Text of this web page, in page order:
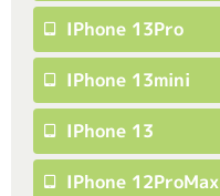
IPhone 13Pro
IPhone 13mini
IPhone 13
IPhone 12ProMax